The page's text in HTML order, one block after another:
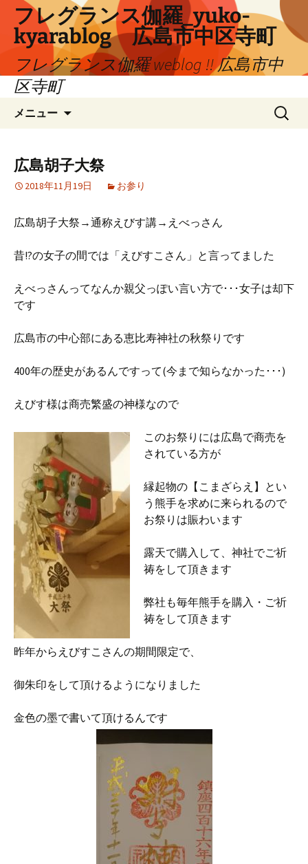
ツ
フレグランス伽羅_yuko-
kyarablog 広島市中区寺町
フレグランス伽羅 weblog !! 広島市中
区寺町
メニュー
検
索:
広島胡子大祭
2018年11月19日 お参り
広島胡子大祭→通称えびす講→えべっさん
昔!?の女子の間では「えびすこさん」と言ってました
えべっさんってなんか親父っぽい言い方で･･･女子は却下
です
広島市の中心部にある恵比寿神社の秋祭りです
400年の歴史があるんですって(今まで知らなかった･･･)
えびす様は商売繁盛の神様なので
このお祭りには広島で商売を
されている方が
縁起物の【こまざらえ】とい
う熊手を求めに来られるので
お祭りは賑わいます
露天で購入して、神社でご祈
祷をして頂きます
弊社も毎年熊手を購入・ご祈
祷をして頂きます
昨年からえびすこさんの期間限定で、
御朱印をして頂けるようになりました
金色の墨で書いて頂けるんです